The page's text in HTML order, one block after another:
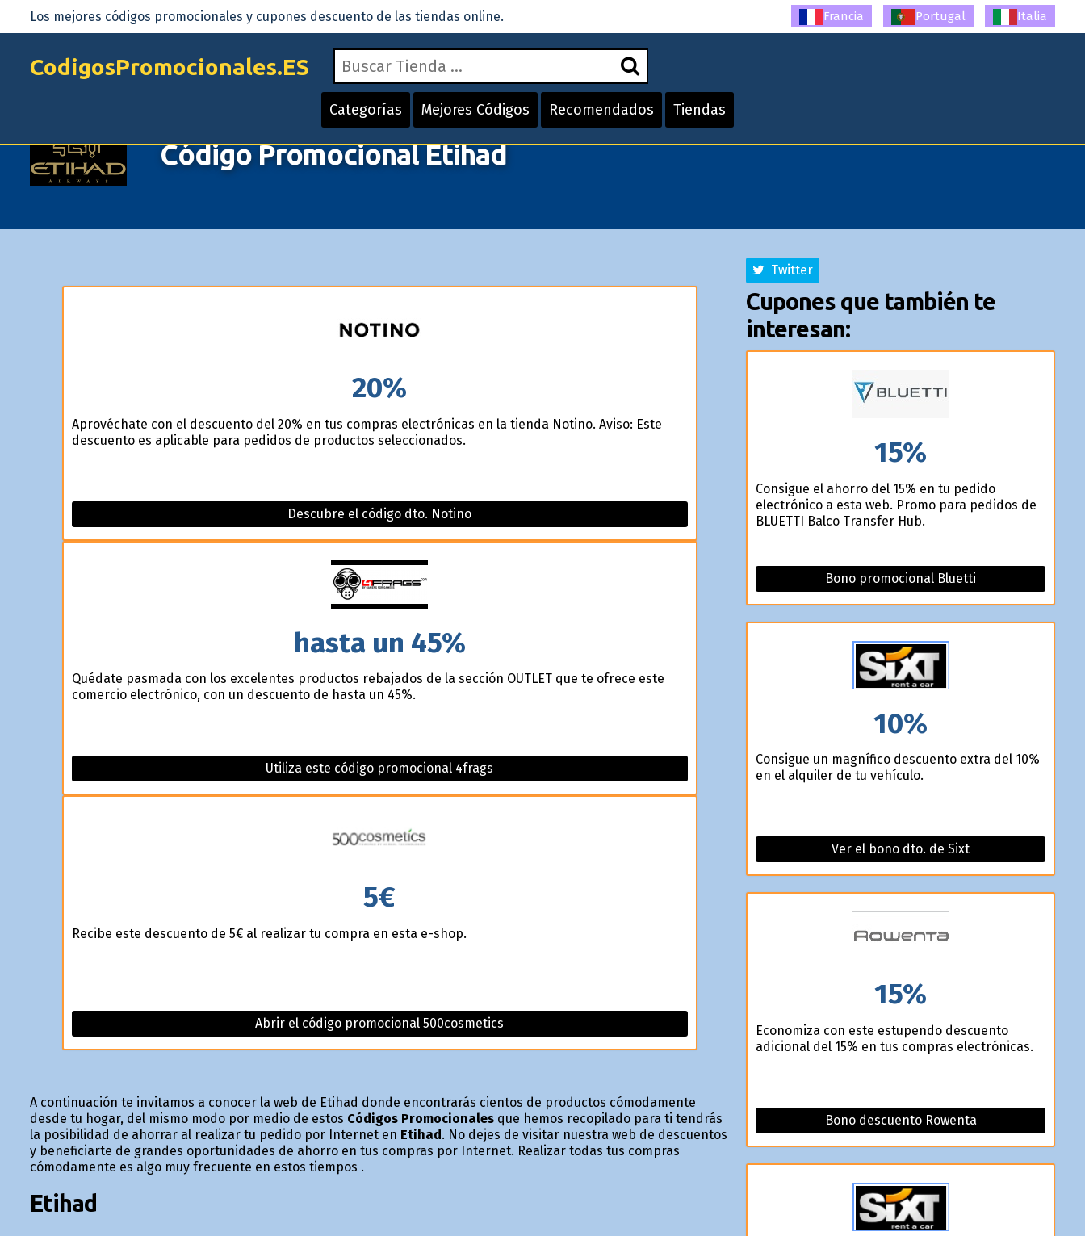
CodigosPromocionales.ES
Categorías Mejores Códigos Recomendados Tiendas
Los mejores códigos promocionales y cupones descuento de las tiendas online. Francia Portugal Italia
Código Promocional Etihad
20%
Aprovéchate con el descuento del 20% en tus compras electrónicas en la tienda Notino. Aviso: Este
descuento es aplicable para pedidos de productos seleccionados.
Descubre el código dto. Notino
hasta un 45%
Quédate pasmada con los excelentes productos rebajados de la sección OUTLET que te ofrece este
comercio electrónico, con un descuento de hasta un 45%.
Utiliza este código promocional 4frags
5€
Recibe este descuento de 5€ al realizar tu compra en esta e-shop.
Abrir el código promocional 500cosmetics
A continuación te invitamos a conocer la web de Etihad donde encontrarás cientos de productos cómodamente
desde tu hogar, del mismo modo por medio de estos Códigos Promocionalesque hemos recopilado para ti tendrás
la posibilidad de ahorrar al realizar tu pedido por Internet en Etihad. No dejes de visitar nuestra web de descuentos
y beneficiarte de grandes oportunidades de ahorro en tus compras por Internet. Realizar todas tus compras
cómodamente es algo muy frecuente en estos tiempos .
Etihad
Twitter
Cupones que también te
interesan:
15%
Consigue el ahorro del 15% en tu pedido
electrónico a esta web. Promo para pedidos de
BLUETTI Balco Transfer Hub.
Bono promocional Bluetti
10%
Consigue un magnífico descuento extra del 10%
en el alquiler de tu vehículo.
Ver el bono dto. de Sixt
15%
Economiza con este estupendo descuento
adicional del 15% en tus compras electrónicas.
Bono descuento Rowenta